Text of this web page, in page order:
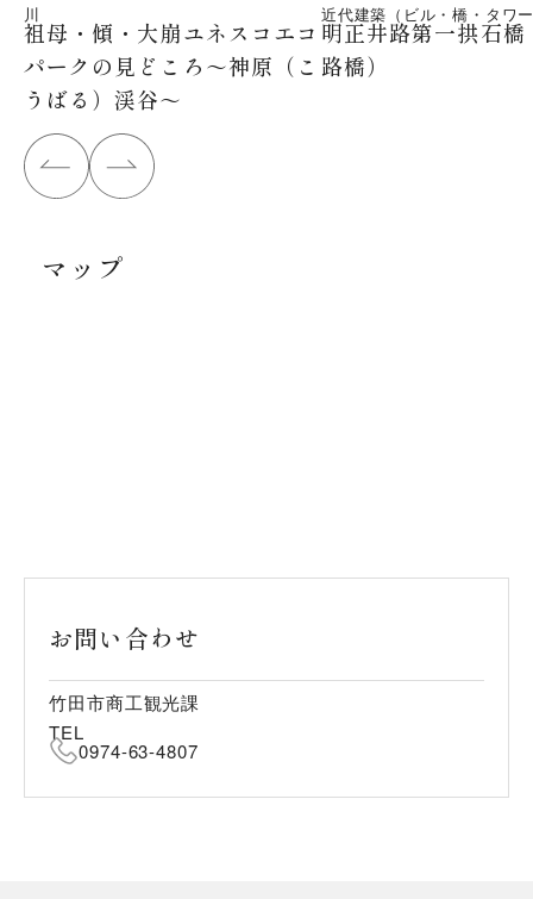
川
祖母・傾・大崩ユネスコエコ
パークの見どころ～神原（こ
うばる）渓谷～
近代建築（ビル・橋・タワ
明正井路第一拱石橋
路橋）
マップ
お問い合わせ
竹田市商工観光課
TEL
0974-63-4807